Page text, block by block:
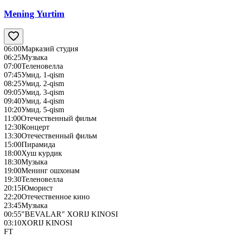
Mening Yurtim
06:00Марказий студия
06:25Музыка
07:00Теленовелла
07:45Умид. 1-qism
08:25Умид. 2-qism
09:05Умид. 3-qism
09:40Умид. 4-qism
10:20Умид. 5-qism
11:00Отечественный фильм
12:30Концерт
13:30Отечественный фильм
15:00Пирамида
18:00Хуш курдик
18:30Музыка
19:00Менинг ошхонам
19:30Теленовелла
20:15Юморист
22:20Отечественное кино
23:45Музыка
00:55"BEVALAR" XORIJ KINOSI
03:10XORIJ KINOSI
FT